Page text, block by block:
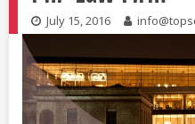
July 15, 2016